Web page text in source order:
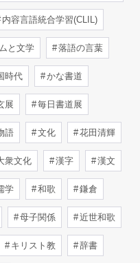
内容言語統合学習(CLIL)
と文学 落語の言葉
時代 かな書道
展 毎日書道展
語 文化 花田清輝
衆文化 漢字 漢文
学 和歌 鎌倉
母子関係 近世和歌
キリスト教 辞書